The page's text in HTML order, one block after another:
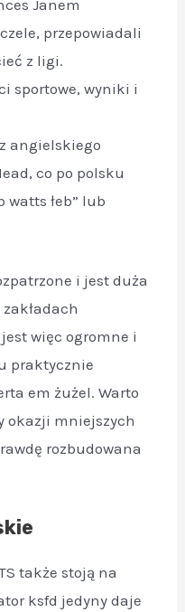
Janem
przepowiadali
z ligi.
sportowe, wyniki i
angielskiego
co po polsku
watts łeb” lub
i jest duża
więc ogromne i
praktycznie
em żużel. Warto
okazji mniejszych
rozbudowana
także stoją na
ksfd jedyny daje